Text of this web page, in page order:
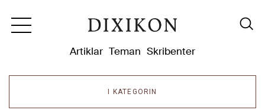
Artiklar Teman Skribenter
I KATEGORIN